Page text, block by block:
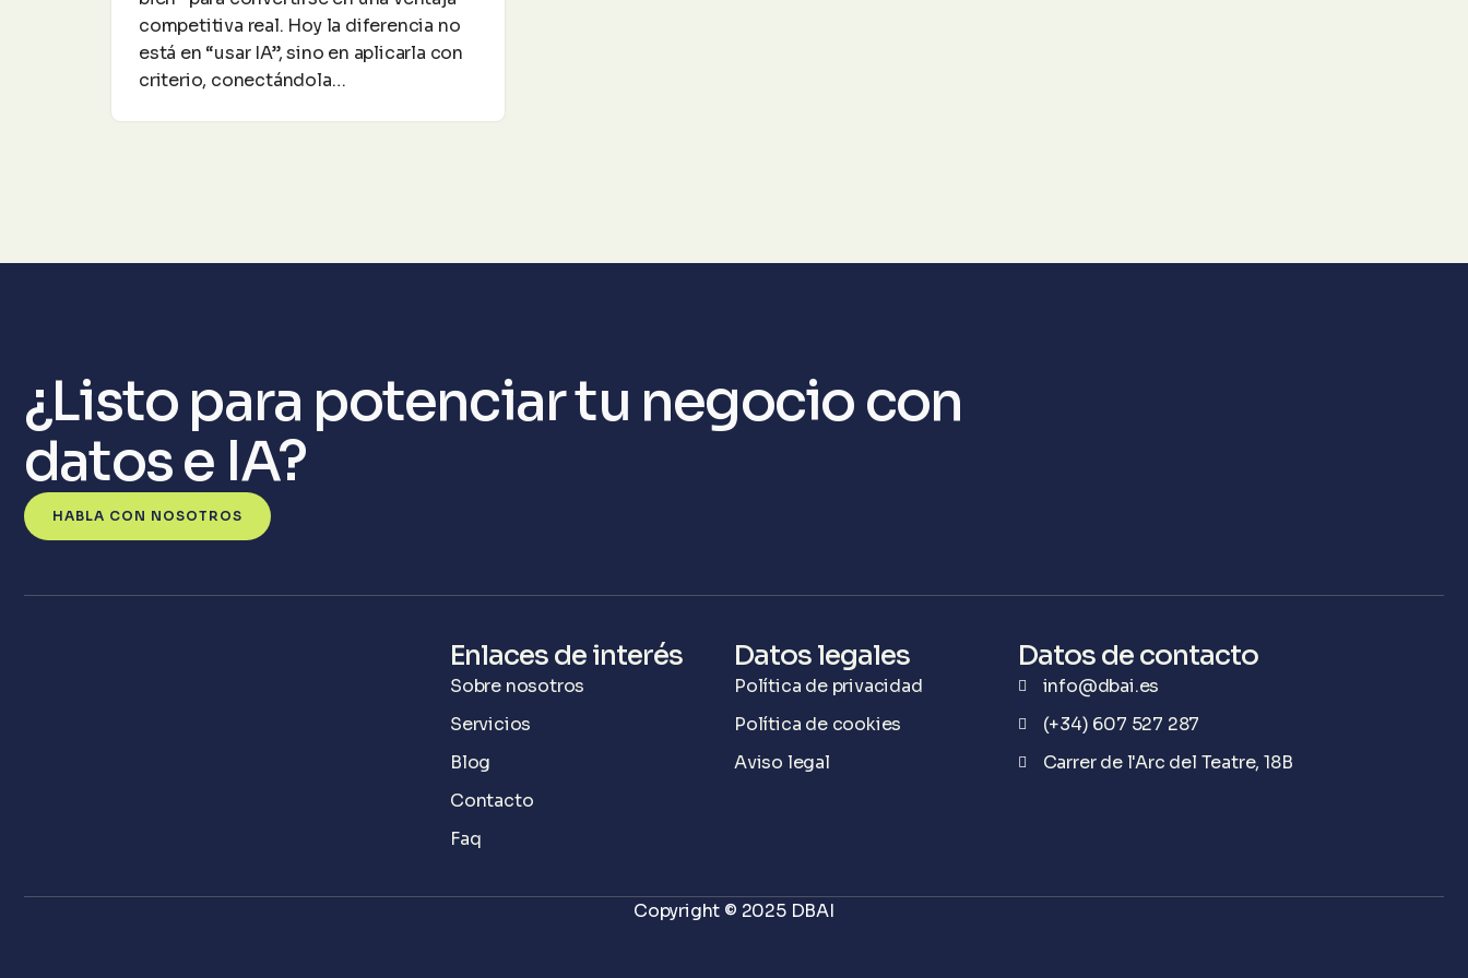
competitiva real. Hoy la diferencia no
está en “usar IA”, sino en aplicarla con
criterio, conectándola…
¿Listo para potenciar tu negocio con
datos e IA?
HABLA CON NOSOTROS
Enlaces de interés
Sobre nosotros
Servicios
Blog
Contacto
Faq
Datos legales
Política de privacidad
Política de cookies
Aviso legal
Datos de contacto
info@dbai.es
(+34) 607 527 287
Carrer de l'Arc del Teatre, 18B
Copyright © 2025 DBAI